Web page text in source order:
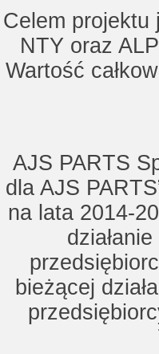
Celem projektu
NTY oraz
Wartość
AJS PARTS
dla AJS
na lata 2014-
bieżącej